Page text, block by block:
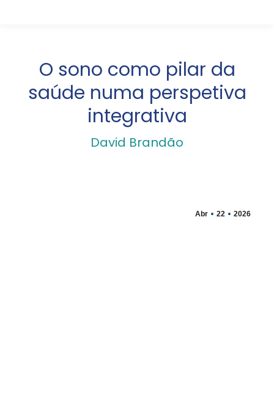
O sono como pilar da
saúde numa perspetiva
integrativa
David Brandão
Abr 22 2026